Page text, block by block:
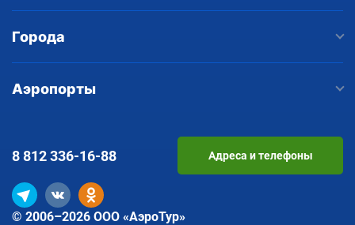
Города
Аэропорты
© 2006–2026 ООО «АэроТур»
8 812336-16-88 Адреса и телефоны